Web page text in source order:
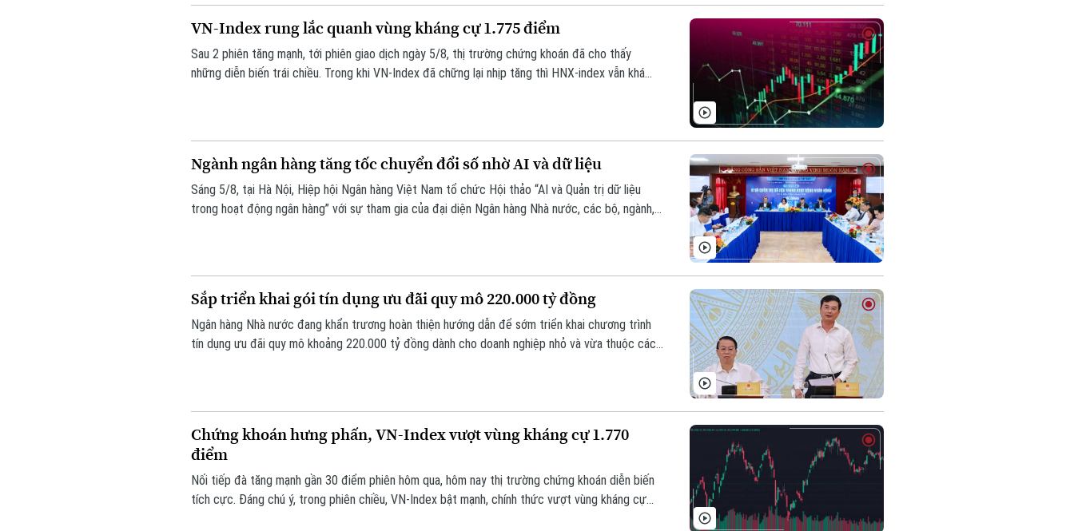
VN-Index rung lắc quanh vùng kháng cự 1.775 điểm
Sau 2 phiên tăng mạnh, tới phiên giao dịch ngày 5/8, thị trường chứng khoán đã cho thấy
những diễn biến trái chiều. Trong khi VN-Index đã chững lại nhịp tăng thì HNX-index vẫn khá
Ngành ngân hàng tăng tốc chuyển đổi số nhờ AI và dữ liệu
Sáng 5/8, tại Hà Nội, Hiệp hội Ngân hàng Việt Nam tổ chức Hội thảo “AI và Quản trị dữ liệu
trong hoạt động ngân hàng” với sự tham gia của đại diện Ngân hàng Nhà nước, các bộ, ngành,
Sắp triển khai gói tín dụng ưu đãi quy mô 220.000 tỷ đồng
Ngân hàng Nhà nước đang khẩn trương hoàn thiện hướng dẫn để sớm triển khai chương trình
tín dụng ưu đãi quy mô khoảng 220.000 tỷ đồng dành cho doanh nghiệp nhỏ và vừa thuộc các
Chứng khoán hưng phấn, VN-Index vượt vùng kháng cự 1.770
điểm
Nối tiếp đà tăng mạnh gần 30 điểm phiên hôm qua, hôm nay thị trường chứng khoán diễn biến
tích cực. Đáng chú ý, trong phiên chiều, VN-Index bật mạnh, chính thức vượt vùng kháng cự